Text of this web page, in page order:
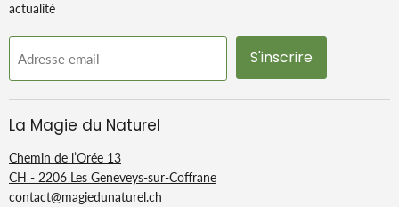
actualité
Adresse email S'inscrire
La Magie du Naturel
Chemin de l’Orée 13
CH - 2206 Les Geneveys-sur-Coffrane
contact@magiedunaturel.ch